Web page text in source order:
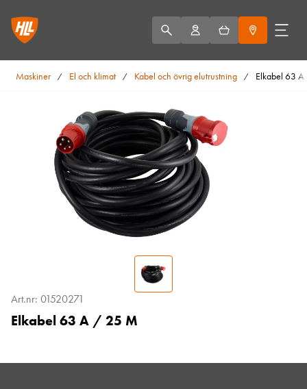
Maskiner / El och klimat / Kabel och övrig elutrustning / Elkabel 63
Art.nr: 01520271
Elkabel 63 A / 25 M